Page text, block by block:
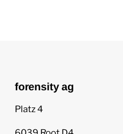
forensity ag
Platz 4